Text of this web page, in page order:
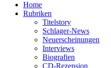
Home
Rubriken
Titelstory
Schlager-News
Neuerscheinungen
Interviews
Biografien
CD-Rezension